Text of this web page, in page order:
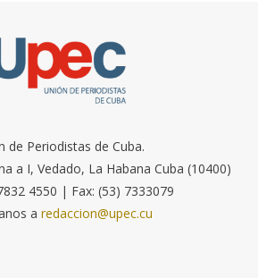
de Periodistas de Cuba.
a I, Vedado, La Habana Cuba (10400)
4550 | Fax: (53) 7333079
a redaccion@upec.cu